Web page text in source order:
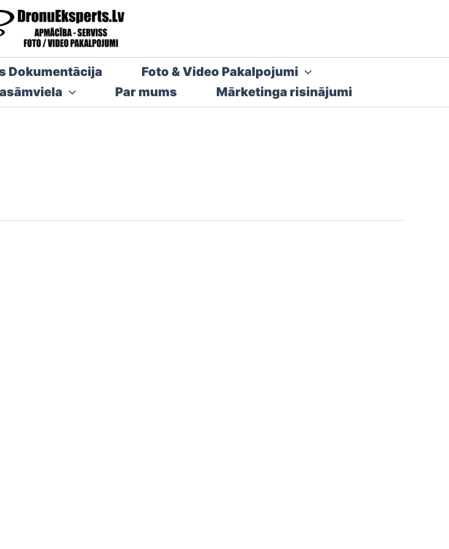
Dokumentācija
Foto & Video Pakalpojumi
Par mums Mārketinga risinājumi